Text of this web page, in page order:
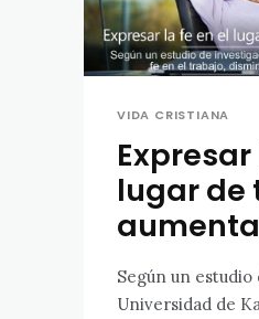
VIDA CRISTIANA
lugar de
Según un
Universidad de